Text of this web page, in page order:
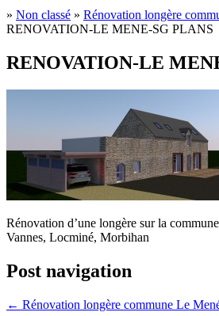
» Non classé » Rénovation longère
RENOVATION-LE MENE-SG PLANS
RENOVATION-LE
Rénovation d’une longère sur la
Vannes, Locminé, Morbihan
Post navigation
← Rénovation longère commune Le